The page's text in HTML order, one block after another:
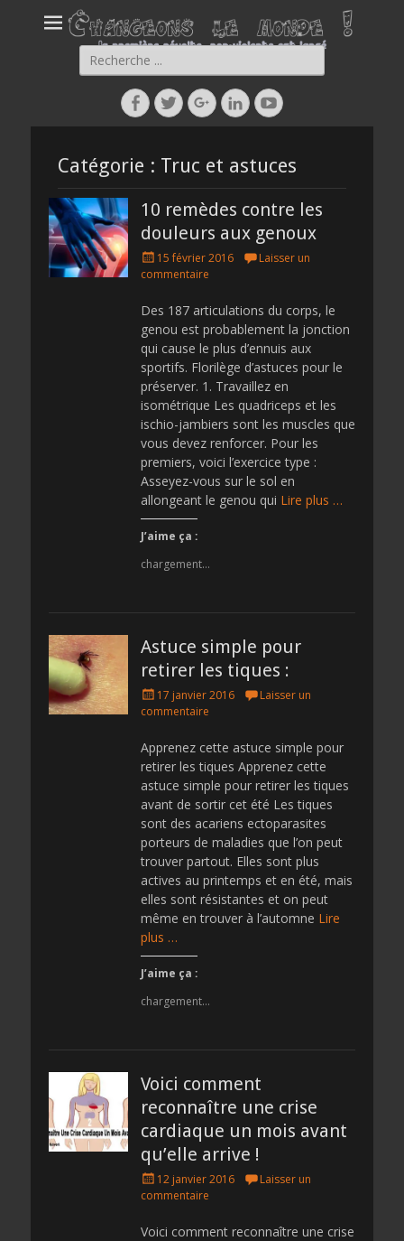
Rechercher :
Facebook
TwitterGoogleplus
LinkedinYouTube
Catégorie : Truc et astuces
10 remèdes contre les
douleurs aux genoux
Posted
on
15 février 2016
Laisser un
commentaire
Des 187 articulations du corps, le
genou est probablement la jonction
qui cause le plus d’ennuis aux
sportifs. Florilège d’astuces pour le
préserver. 1. Travaillez en
isométrique Les quadriceps et les
ischio-jambiers sont les muscles que
vous devez renforcer. Pour les
premiers, voici l’exercice type :
Asseyez-vous sur le sol en
allongeant le genou qui Lire plus …
J’aime ça :
chargement…
Astuce simple pour
retirer les tiques :
Posted
on
17 janvier 2016
Laisser un
commentaire
Apprenez cette astuce simple pour
retirer les tiques Apprenez cette
astuce simple pour retirer les tiques
avant de sortir cet été Les tiques
sont des acariens ectoparasites
porteurs de maladies que l’on peut
trouver partout. Elles sont plus
actives au printemps et en été, mais
elles sont résistantes et on peut
même en trouver à l’automne Lire
plus …
J’aime ça :
chargement…
Voici comment
reconnaître une crise
cardiaque un mois avant
qu’elle arrive !
Posted
on
12 janvier 2016
Laisser un
commentaire
Voici comment reconnaître une crise